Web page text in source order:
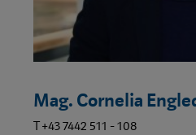
Mag. Cornelia
T +43 7442 511 - 108